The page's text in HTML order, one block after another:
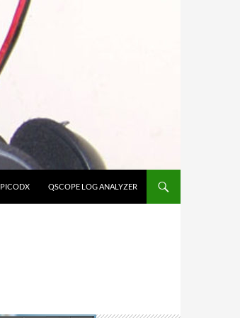
PICODX QSCOPE LOG ANALYZER